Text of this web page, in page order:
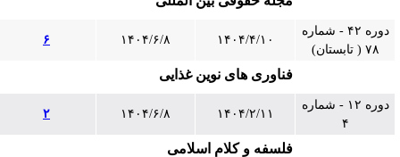
دوره ۴۲ - شماره
۷۸ ( تابستان)
۱۴۰۴/۴/۱۰ ۱۴۰۴/۶/۸
فناوری های نوین غذایی
دوره ۱۲ - شماره
۱۴۰۴/۲/۱۱ ۱۴۰۴/۶/۸
فلسفه و کلام اسلامی